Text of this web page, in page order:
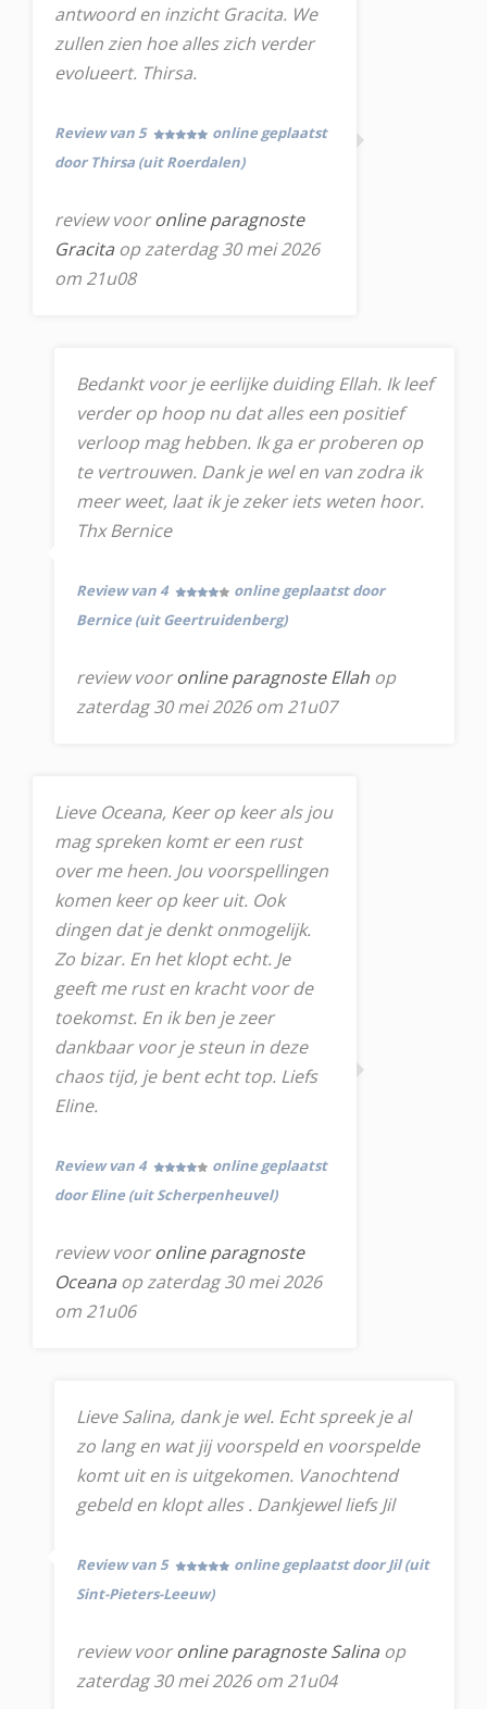
antwoord en inzicht Gracita. We
zullen zien hoe alles zich verder
evolueert. Thirsa.
Review van 5
online geplaatst
door Thirsa (uit Roerdalen)
review vooronline paragnoste
Gracita op zaterdag 30 mei 2026
om 21u08
Bedankt voor je eerlijke duiding Ellah. Ik leef
verder op hoop nu dat alles een positief
verloop mag hebben. Ik ga er proberen op
te vertrouwen. Dank je wel en van zodra ik
meer weet, laat ik je zeker iets weten hoor.
Thx Bernice
Review van 4
online geplaatst door
Bernice (uit Geertruidenberg)
review vooronline paragnoste Ellah op
zaterdag 30 mei 2026 om 21u07
Lieve Oceana, Keer op keer als jou
mag spreken komt er een rust
over me heen. Jou voorspellingen
komen keer op keer uit. Ook
dingen dat je denkt onmogelijk.
Zo bizar. En het klopt echt. Je
geeft me rust en kracht voor de
toekomst. En ik ben je zeer
dankbaar voor je steun in deze
chaos tijd, je bent echt top. Liefs
Eline.
Review van 4
online geplaatst
door Eline (uit Scherpenheuvel)
review vooronline paragnoste
Oceana op zaterdag 30 mei 2026
om 21u06
Lieve Salina, dank je wel. Echt spreek je al
zo lang en wat jij voorspeld en voorspelde
komt uit en is uitgekomen. Vanochtend
gebeld en klopt alles . Dankjewel liefs Jil
Review van 5
online geplaatst door Jil (uit
Sint-Pieters-Leeuw)
review vooronline paragnoste Salina op
zaterdag 30 mei 2026 om 21u04